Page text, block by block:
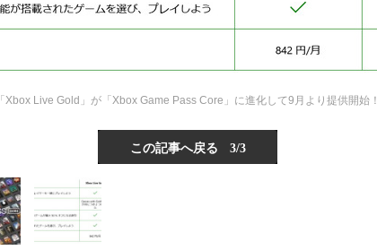
「Xbox Live Gold」が「Xbox Game Pass Core」に進化して9月より提供開始！
この記事へ戻る 3/3